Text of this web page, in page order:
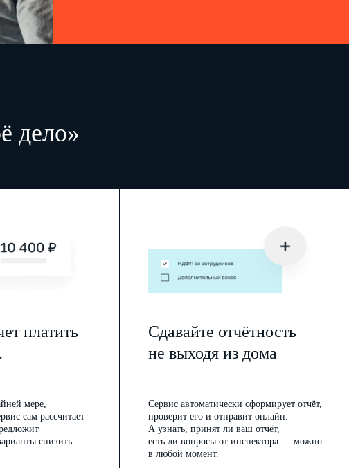
дело»
платить
мере,
сам рассчитает
снизить
Сдавайте отчётность
не выходя из дома
Сервис автоматически сформирует отчёт,
проверит его и отправит онлайн.
А узнать, принят ли ваш отчёт,
есть ли вопросы от инспектора — можно
в любой момент.